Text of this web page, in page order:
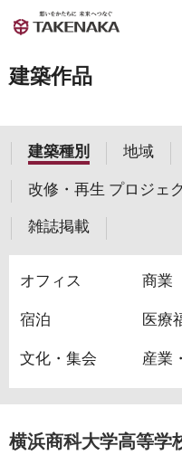
建築作品
建築種別 地域
改修・再生 プロジェ
雑誌掲載
オフィス 商業
宿泊 医療
文化・集会 産業
横浜商科大学高等学